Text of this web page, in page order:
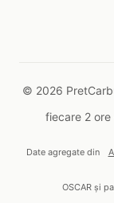
© 2026
fiecare 2 ore
Date agregate din
OSCAR și